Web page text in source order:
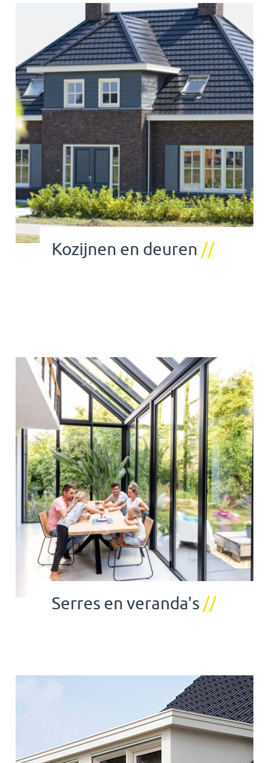
Kozijnen en deuren //
Serres en veranda's//